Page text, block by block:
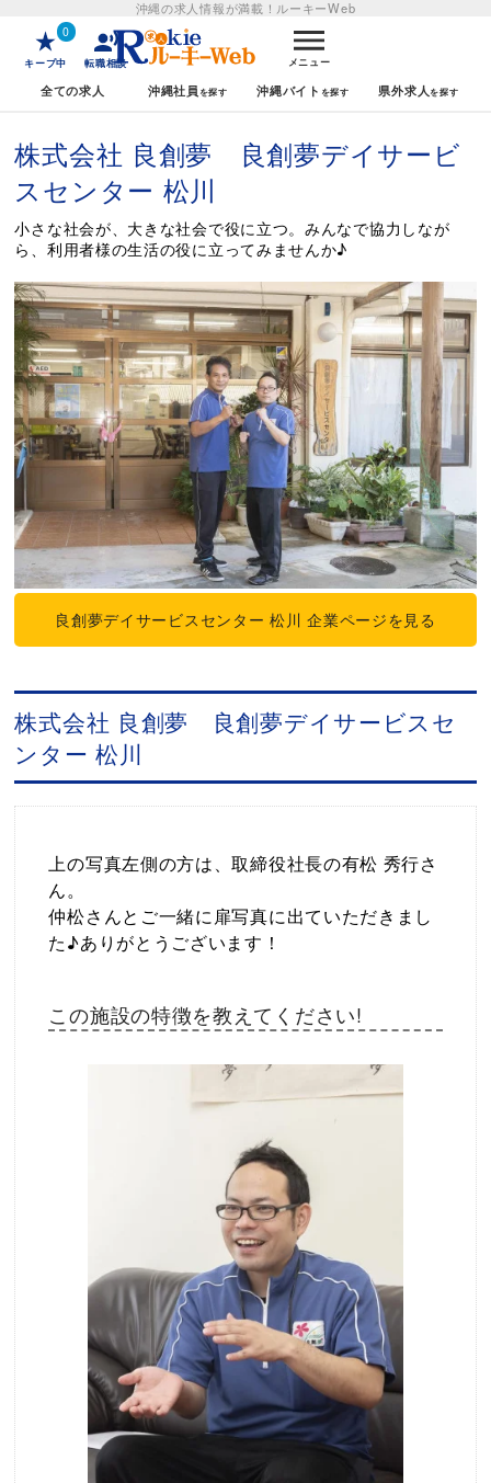
沖縄の求人情報が満載！ ルーキーWeb
0
キープ中 転職相談 メニュー
全ての求人 沖縄社員 沖縄バイト 県外求人
株式会社 良創夢 良創夢デイサービ
スセンター 松川
小さな社会が、大きな社会で役に立つ。みんなで協力しなが
ら、利用者様の生活の役に立ってみませんか♪
良創夢デイサービスセンター 松川 企業ページを見る
株式会社 良創夢 良創夢デイサービスセ
ンター 松川
上の写真左側の方は、取締役社長の有松 秀行さ
ん。
仲松さんとご一緒に扉写真に出ていただきまし
た♪ありがとうございます！
この施設の特徴を教えてください!